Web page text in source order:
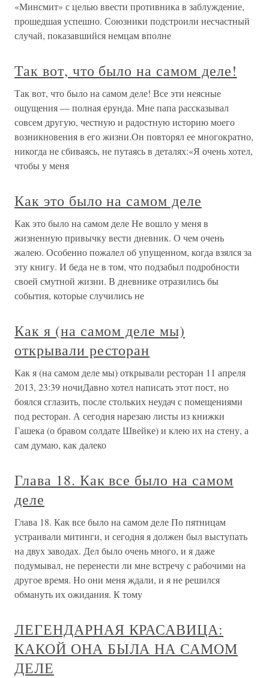
«Минсмит» с целью ввести противника в заблуждение,
прошедшая успешно. Союзники подстроили несчастный
случай, показавшийся немцам вполне
Так вот, что было на самом деле!
Так вот, что было на самом деле! Все эти неясные
ощущения — полная ерунда. Мне папа рассказывал
совсем другую, честную и радостную историю моего
возникновения в его жизни.Он повторял ее многократно,
никогда не сбиваясь, не путаясь в деталях:«Я очень хотел,
чтобы у меня
Как это было на самом деле
Как это было на самом деле Не вошло у меня в
жизненную привычку вести дневник. О чем очень
жалею. Особенно пожалел об упущенном, когда взялся за
эту книгу. И беда не в том, что подзабыл подробности
своей смутной жизни. В дневнике отразились бы
события, которые случились не
Как я (на самом деле мы)
открывали ресторан
Как я (на самом деле мы) открывали ресторан 11 апреля
2013, 23:39 ночиДавно хотел написать этот пост, но
боялся сглазить, после стольких неудач с помещениями
под ресторан. А сегодня нарезаю листы из книжки
Гашека (о бравом солдате Швейке) и клею их на стену, а
сам думаю, как далеко
Глава 18. Как все было на самом
деле
Глава 18. Как все было на самом деле По пятницам
устраивали митинги, и сегодня я должен был выступать
на двух заводах. Дел было очень много, и я даже
подумывал, не перенести ли мне встречу с рабочими на
другое время. Но они меня ждали, и я не решился
обмануть их ожидания. К тому
ЛЕГЕНДАРНАЯ КРАСАВИЦА:
КАКОЙ ОНА БЫЛА НА САМОМ
ДЕЛЕ